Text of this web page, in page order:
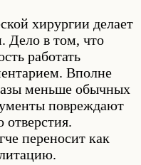
хирургии делает
Дело в том, что
работать
Вполне
меньше обычных
повреждают
переносит как